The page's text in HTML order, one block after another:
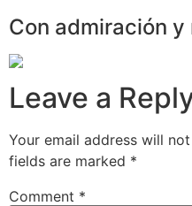
Con admiración y
Leave a
Your email address will
fields are marked *
Comment *